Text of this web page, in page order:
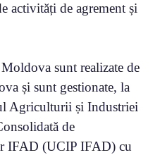
activități de agrement și
sunt realizate de
și sunt gestionate, la
Agriculturii și Industriei
de
IFAD (UCIP IFAD) cu